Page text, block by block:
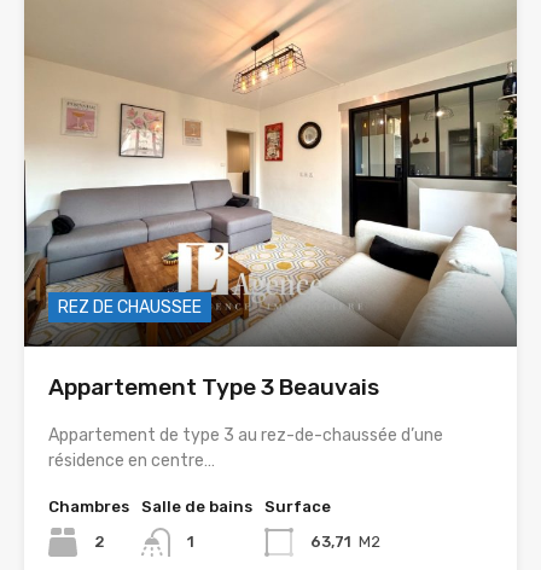
REZ DE CHAUSSEE
Appartement Type 3 Beauvais
Appartement de type 3 au rez-de-chaussée d’une
résidence en centre…
Chambres
2
Salle de bains
1
Surface
63,71 M2